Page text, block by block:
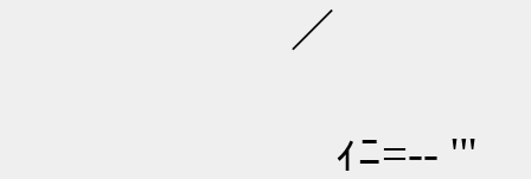
／ | ﾐ
ｨﾆ=-- '" / ヾ